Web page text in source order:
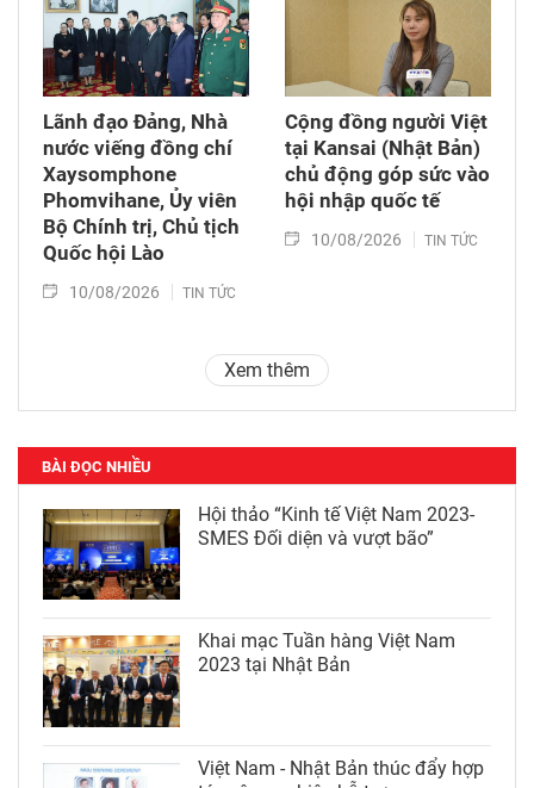
Lãnh đạo Đảng, Nhà
nước viếng đồng chí
Xaysomphone
Phomvihane, Ủy viên
Bộ Chính trị, Chủ tịch
Quốc hội Lào
10/08/2026 TIN TỨC
Cộng đồng người Việt
tại Kansai (Nhật Bản)
chủ động góp sức vào
hội nhập quốc tế
10/08/2026 TIN TỨC
Xem thêm
BÀI ĐỌC NHIỀU
Hội thảo “Kinh tế Việt Nam 2023-
SMES Đối diện và vượt bão”
Khai mạc Tuần hàng Việt Nam
2023 tại Nhật Bản
Việt Nam - Nhật Bản thúc đẩy hợp